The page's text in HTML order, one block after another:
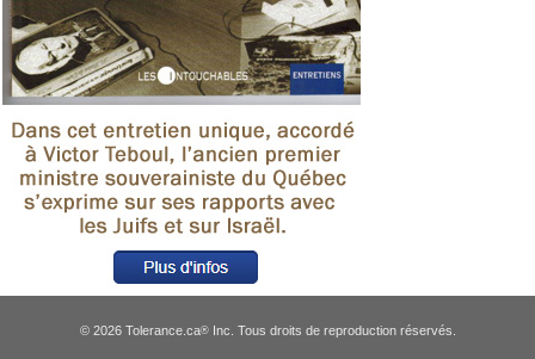
© 2026 Tolerance.ca®Inc. Tous droits de reproduction réservés.